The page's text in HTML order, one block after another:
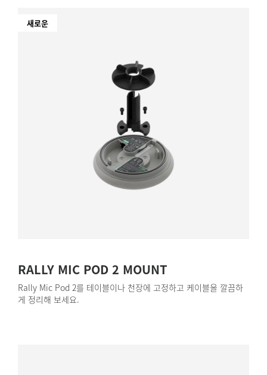
새로운
RALLY MIC POD 2 MOUNT
Rally Mic Pod 2를 테이블이나 천장에 고정하고 케이블을 깔끔하
게 정리해 보세요.